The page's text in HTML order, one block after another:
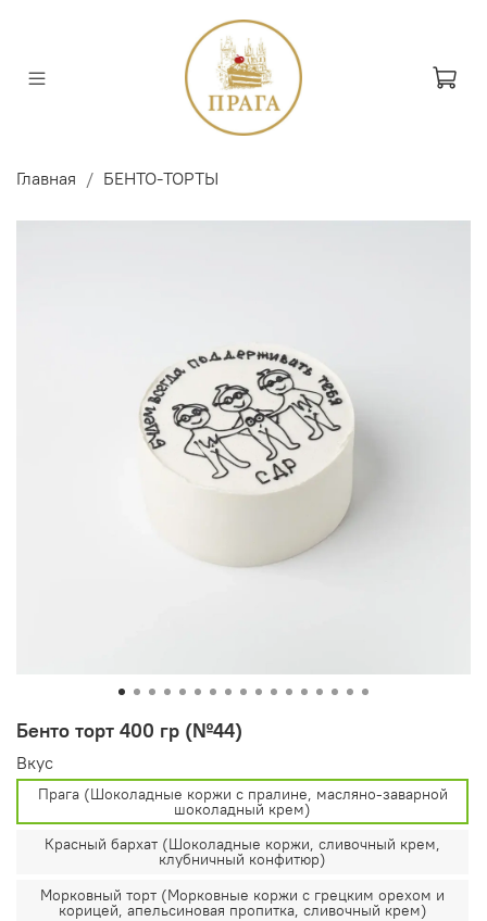
Главная БЕНТО-ТОРТЫ
Бенто торт 400 гр (№44)
Вкус
Прага (Шоколадные коржи с пралине, масляно-заварной
шоколадный крем)
Красный бархат (Шоколадные коржи, сливочный крем,
клубничный конфитюр)
Морковный торт (Морковные коржи с грецким орехом и
корицей, апельсиновая пропитка, сливочный крем)